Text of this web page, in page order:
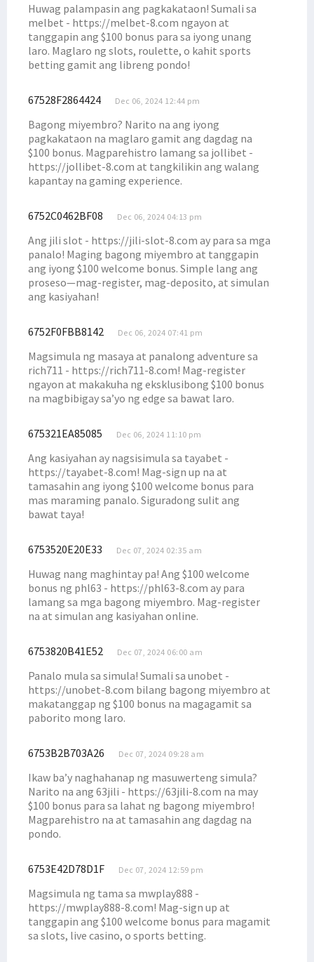
Huwag palampasin ang pagkakataon! Sumali sa
melbet - https://melbet-8.com ngayon at
tanggapin ang $100 bonus para sa iyong unang
laro. Maglaro ng slots, roulette, o kahit sports
betting gamit ang libreng pondo!
67528F2864424 Dec 06, 2024 12:44 pm
Bagong miyembro? Narito na ang iyong
pagkakataon na maglaro gamit ang dagdag na
$100 bonus. Magparehistro lamang sa jollibet -
https://jollibet-8.com at tangkilikin ang walang
kapantay na gaming experience.
6752C0462BF08 Dec 06, 2024 04:13 pm
Ang jili slot - https://jili-slot-8.com ay para sa mga
panalo! Maging bagong miyembro at tanggapin
ang iyong $100 welcome bonus. Simple lang ang
proseso—mag-register, mag-deposito, at simulan
ang kasiyahan!
6752F0FBB8142 Dec 06, 2024 07:41 pm
Magsimula ng masaya at panalong adventure sa
rich711 - https://rich711-8.com! Mag-register
ngayon at makakuha ng eksklusibong $100 bonus
na magbibigay sa’yo ng edge sa bawat laro.
675321EA85085 Dec 06, 2024 11:10 pm
Ang kasiyahan ay nagsisimula sa tayabet -
https://tayabet-8.com! Mag-sign up na at
tamasahin ang iyong $100 welcome bonus para
mas maraming panalo. Siguradong sulit ang
bawat taya!
6753520E20E33 Dec 07, 2024 02:35 am
Huwag nang maghintay pa! Ang $100 welcome
bonus ng phl63 - https://phl63-8.com ay para
lamang sa mga bagong miyembro. Mag-register
na at simulan ang kasiyahan online.
6753820B41E52 Dec 07, 2024 06:00 am
Panalo mula sa simula! Sumali sa unobet -
https://unobet-8.com bilang bagong miyembro at
makatanggap ng $100 bonus na magagamit sa
paborito mong laro.
6753B2B703A26 Dec 07, 2024 09:28 am
Ikaw ba’y naghahanap ng masuwerteng simula?
Narito na ang 63jili - https://63jili-8.com na may
$100 bonus para sa lahat ng bagong miyembro!
Magparehistro na at tamasahin ang dagdag na
pondo.
6753E42D78D1F Dec 07, 2024 12:59 pm
Magsimula ng tama sa mwplay888 -
https://mwplay888-8.com! Mag-sign up at
tanggapin ang $100 welcome bonus para magamit
sa slots, live casino, o sports betting.